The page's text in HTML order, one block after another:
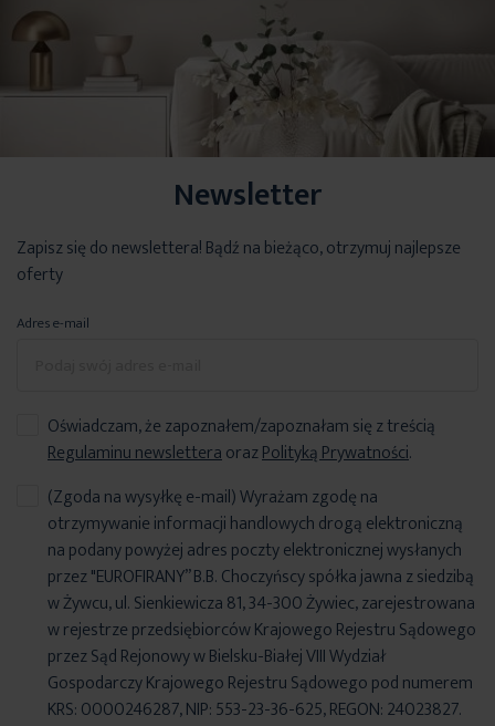
Newsletter
Zapisz się do newslettera! Bądź na bieżąco, otrzymuj najlepsze
oferty
Adres e-mail
Oświadczam, że zapoznałem/zapoznałam się z treścią
Regulaminu newsletteraorazPolityką Prywatności.
(Zgoda na wysyłkę e-mail) Wyrażam zgodę na
otrzymywanie informacji handlowych drogą elektroniczną
na podany powyżej adres poczty elektronicznej wysłanych
przez "EUROFIRANY” B.B. Choczyńscy spółka jawna z siedzibą
w Żywcu, ul. Sienkiewicza 81, 34-300 Żywiec, zarejestrowana
w rejestrze przedsiębiorców Krajowego Rejestru Sądowego
przez Sąd Rejonowy w Bielsku-Białej VIII Wydział
Gospodarczy Krajowego Rejestru Sądowego pod numerem
KRS: 0000246287, NIP: 553-23-36-625, REGON: 24023827.